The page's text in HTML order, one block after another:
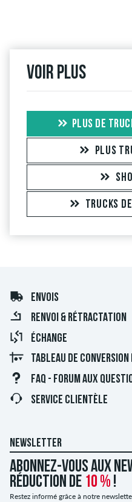
Voir plus
PLUS DE
PLUS
TRUCKS
ENVOIS
RENVOI & RÉTRACTATION
ÉCHANGE
TABLEAU DE
FAQ - FORUM AUX
SERVICE CLIENTÈLE
NEWSLETTER
Abonnez-vous aux
réduction de 10 % !
Restez informé grâce à notre